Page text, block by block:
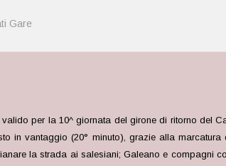
Gare
per la 10^ giornata del girone di ritorno del
in vantaggio (20° minuto), grazie alla
la strada ai salesiani; Galeano e compagni